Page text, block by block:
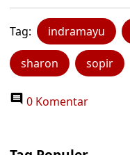
Tag: indramayu
sharon sopir
0 Komentar